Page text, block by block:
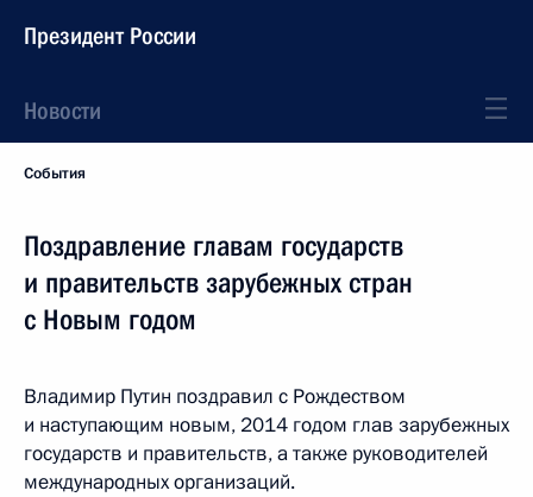
Президент России
Новости
События
Поздравление главам государств
и правительств зарубежных стран
с Новым годом
Владимир Путин поздравил с Рождеством
и наступающим новым, 2014 годом глав зарубежных
государств и правительств, а также руководителей
международных организаций.